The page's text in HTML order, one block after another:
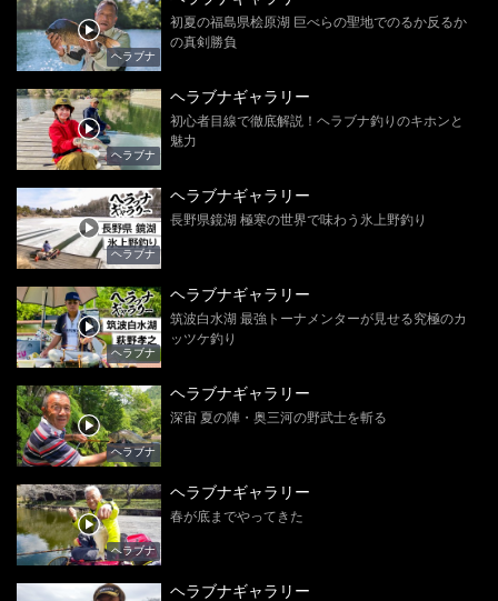
ヘラブナ
初夏の福島県桧原湖 巨べらの聖地でのるか反るか
の真剣勝負
ヘラブナ
ヘラブナギャラリー
初心者目線で徹底解説！ヘラブナ釣りのキホンと
魅力
ヘラブナ
ヘラブナギャラリー
長野県鏡湖 極寒の世界で味わう氷上野釣り
ヘラブナ
ヘラブナギャラリー
筑波白水湖 最強トーナメンターが見せる究極のカ
ッツケ釣り
ヘラブナ
ヘラブナギャラリー
深宙 夏の陣・奥三河の野武士を斬る
ヘラブナ
ヘラブナギャラリー
春が底までやってきた
ヘラブナギャラリー